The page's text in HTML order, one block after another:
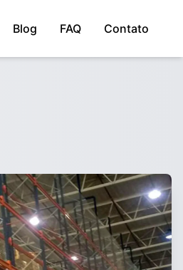
Blog FAQ Contato